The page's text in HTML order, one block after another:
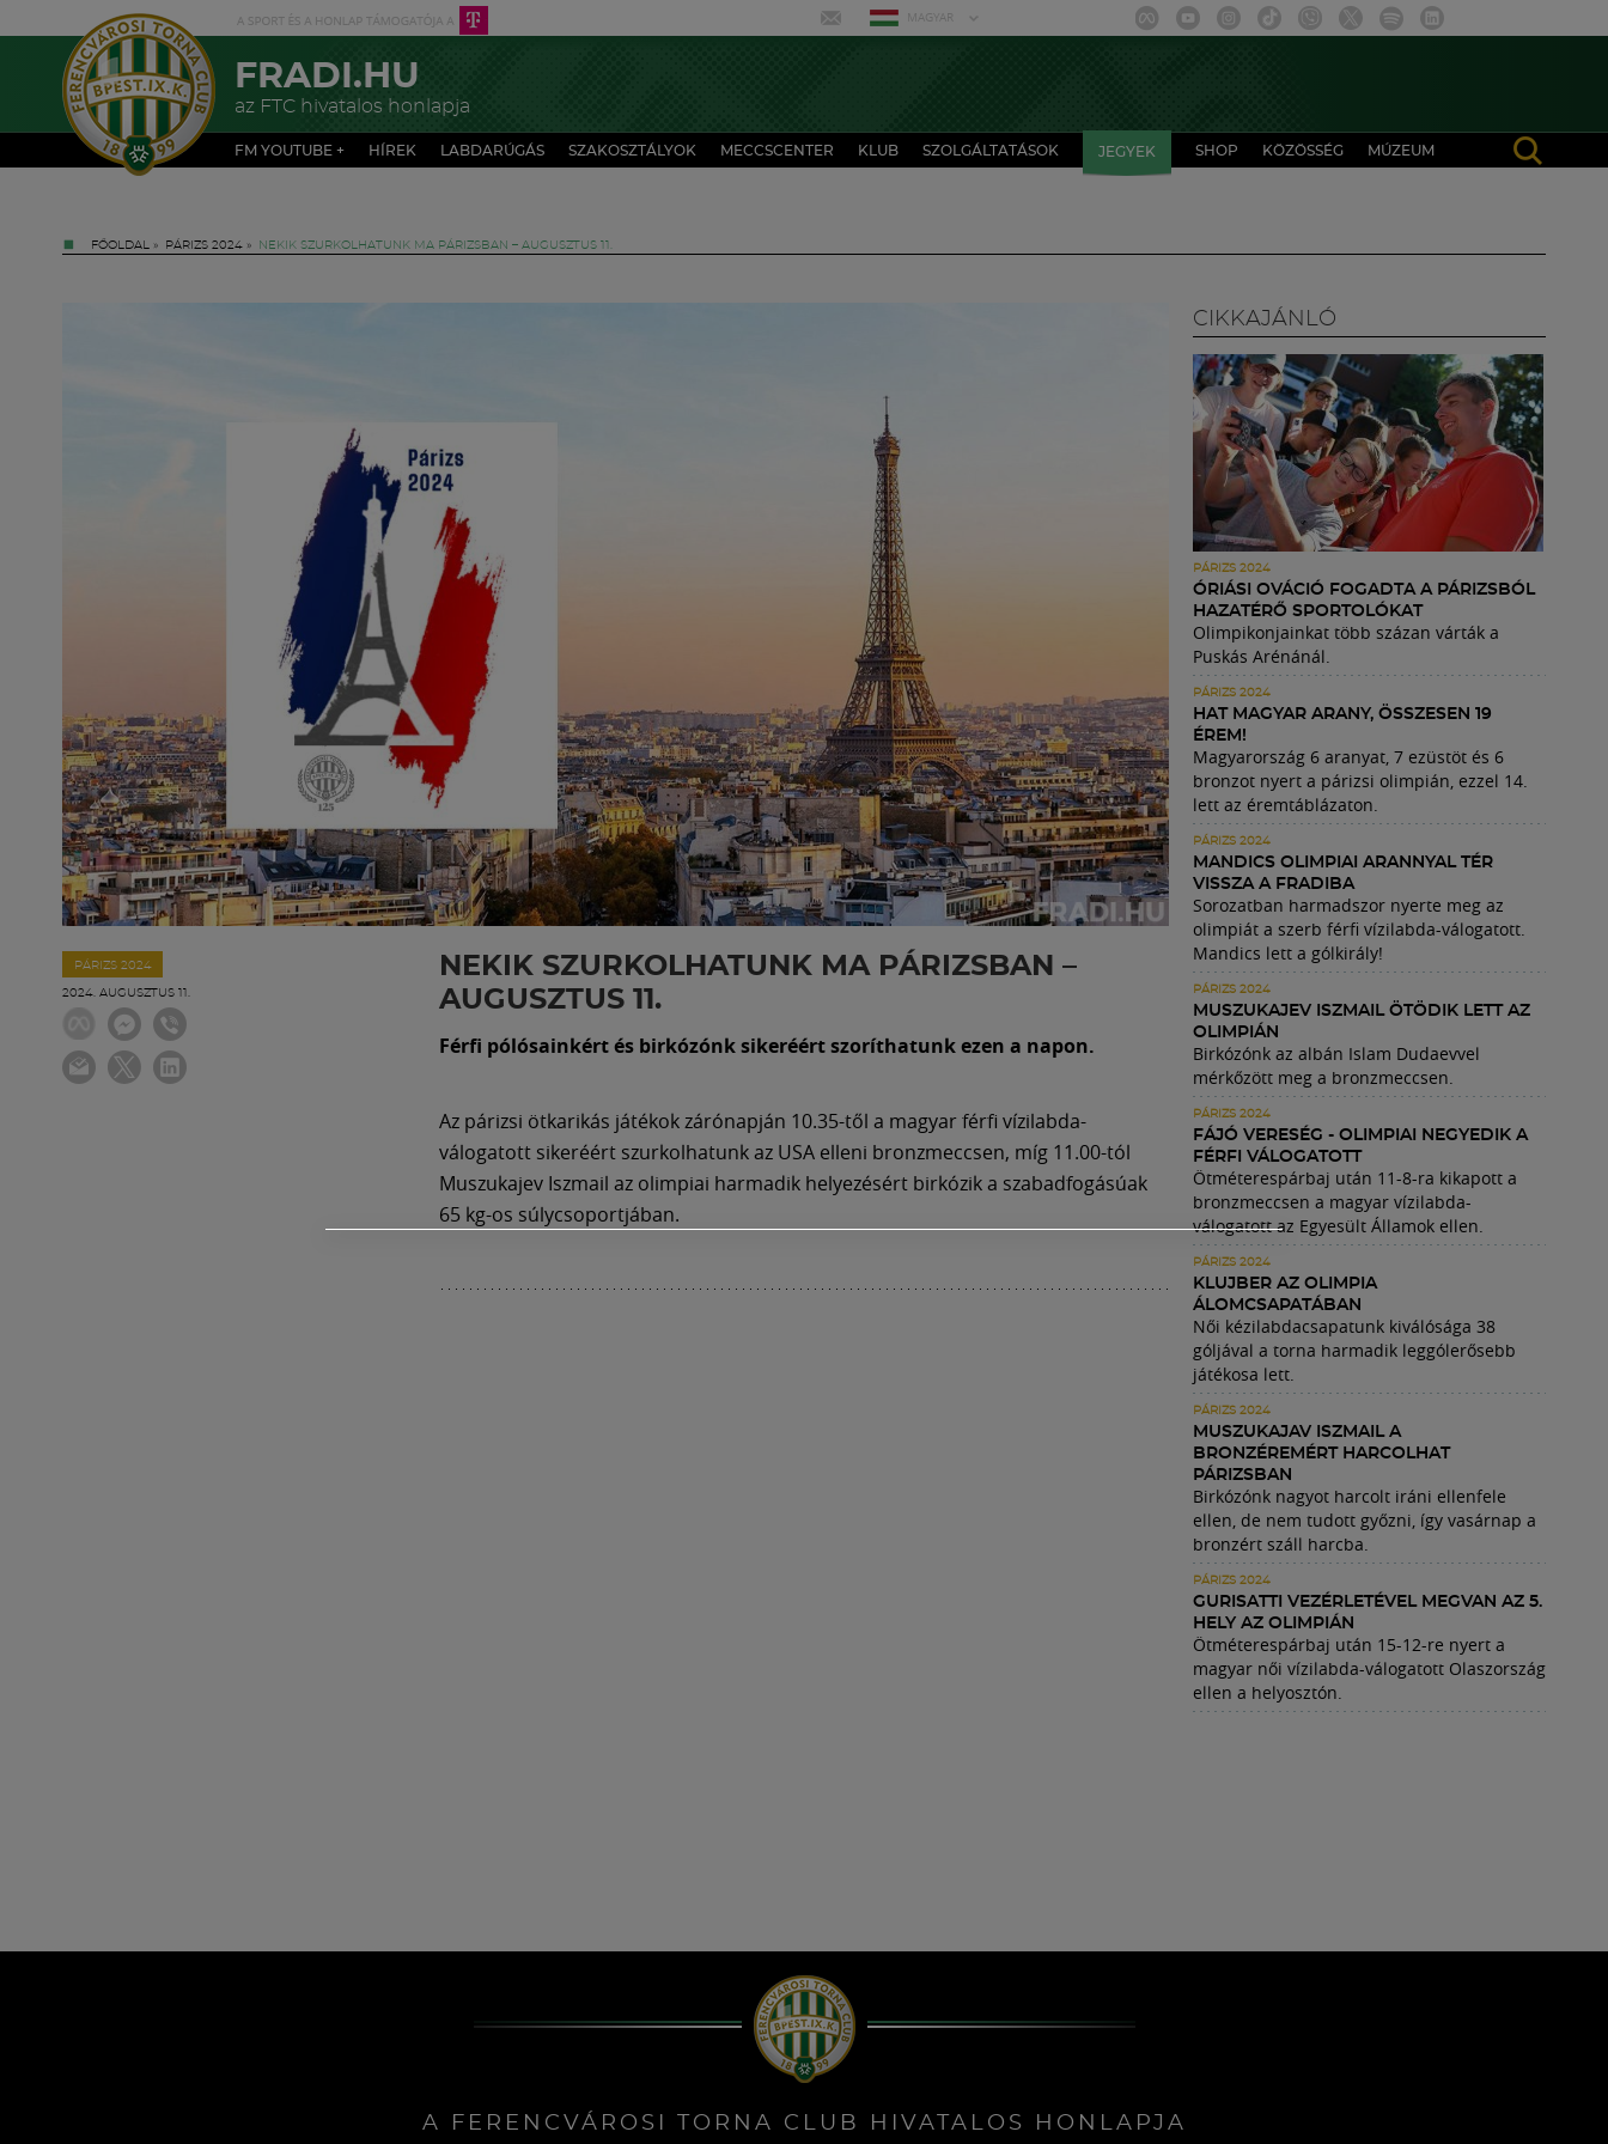
MAGYAR
FRADI.HU
az FTC hivatalos honlapja
FM YOUTUBE + HÍREK LABDARÚGÁS SZAKOSZTÁLYOK MECCSCENTER KLUB SZOLGÁLTATÁSOK JEGYEK SHOP KÖZÖSSÉG MÚZEUM
FŐOLDAL » PÁRIZS 2024 » NEKIK SZURKOLHATUNK MA PÁRIZSBAN – AUGUSZTUS 11.
PÁRIZS 2024
2024. AUGUSZTUS 11.
NEKIK SZURKOLHATUNK MA PÁRIZSBAN –
AUGUSZTUS 11.
Férfi pólósainkért és birkózónk sikeréért szoríthatunk ezen a napon.
Az párizsi ötkarikás játékok zárónapján 10.35-től a magyar férfi vízilabda-
válogatott sikeréért szurkolhatunk az USA elleni bronzmeccsen, míg 11.00-tól
Muszukajev Iszmail az olimpiai harmadik helyezésért birkózik a szabadfogásúak
65 kg-os súlycsoportjában.
CIKKAJÁNLÓ
PÁRIZS 2024
ÓRIÁSI OVÁCIÓ FOGADTA A PÁRIZSBÓL
HAZATÉRŐ SPORTOLÓKAT
Olimpikonjainkat több százan várták a
Puskás Arénánál.
PÁRIZS 2024
HAT MAGYAR ARANY, ÖSSZESEN 19
ÉREM!
Magyarország 6 aranyat, 7 ezüstöt és 6
bronzot nyert a párizsi olimpián, ezzel 14.
lett az éremtáblázaton.
PÁRIZS 2024
MANDICS OLIMPIAI ARANNYAL TÉR
VISSZA A FRADIBA
Sorozatban harmadszor nyerte meg az
olimpiát a szerb férfi vízilabda-válogatott.
Mandics lett a gólkirály!
PÁRIZS 2024
MUSZUKAJEV ISZMAIL ÖTÖDIK LETT AZ
OLIMPIÁN
Birkózónk az albán Islam Dudaevvel
mérkőzött meg a bronzmeccsen.
PÁRIZS 2024
FÁJÓ VERESÉG - OLIMPIAI NEGYEDIK A
FÉRFI VÁLOGATOTT
Ötméterespárbaj után 11-8-ra kikapott a
bronzmeccsen a magyar vízilabda-
válogatott az Egyesült Államok ellen.
PÁRIZS 2024
KLUJBER AZ OLIMPIA
ÁLOMCSAPATÁBAN
Női kézilabdacsapatunk kiválósága 38
góljával a torna harmadik leggólerősebb
játékosa lett.
PÁRIZS 2024
MUSZUKAJAV ISZMAIL A
BRONZÉREMÉRT HARCOLHAT
PÁRIZSBAN
Birkózónk nagyot harcolt iráni ellenfele
ellen, de nem tudott győzni, így vasárnap a
bronzért száll harcba.
PÁRIZS 2024
GURISATTI VEZÉRLETÉVEL MEGVAN AZ 5.
HELY AZ OLIMPIÁN
Ötméterespárbaj után 15-12-re nyert a
magyar női vízilabda-válogatott Olaszország
ellen a helyosztón.
A FERENCVÁROSI TORNA CLUB HIVATALOS HONLAPJA